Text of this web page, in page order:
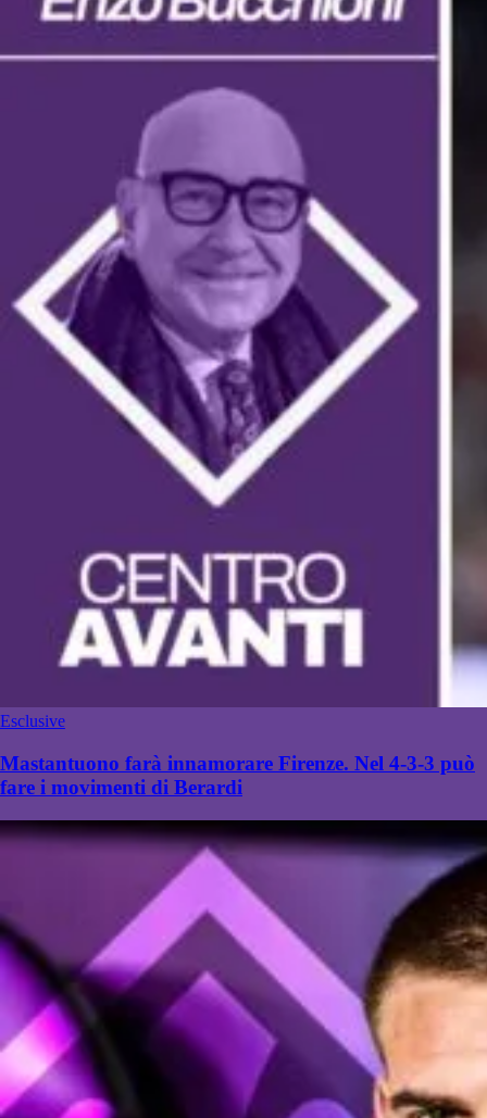
Esclusive
Mastantuono farà innamorare Firenze. Nel 4-3-3 può
fare i movimenti di Berardi